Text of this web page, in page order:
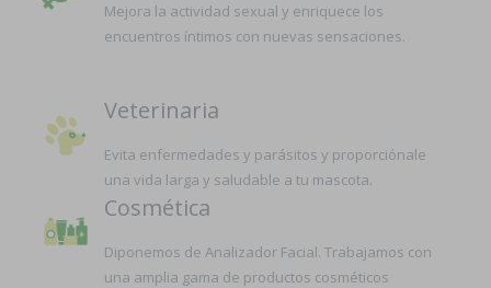
Mejora la actividad sexual y enriquece los
encuentros íntimos con nuevas sensaciones.
Veterinaria
Evita enfermedades y parásitos y proporciónale
una vida larga y saludable a tu mascota.
Cosmética
Diponemos de Analizador Facial. Trabajamos con
una amplia gama de productos cosméticos